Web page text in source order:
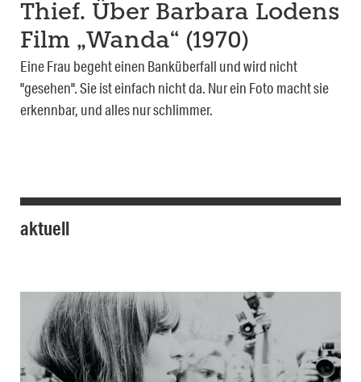
Thief. Über Barbara Lodens
Film „Wanda“ (1970)
Eine Frau begeht einen Banküberfall und wird nicht
"gesehen". Sie ist einfach nicht da. Nur ein Foto macht sie
erkennbar, und alles nur schlimmer.
aktuell